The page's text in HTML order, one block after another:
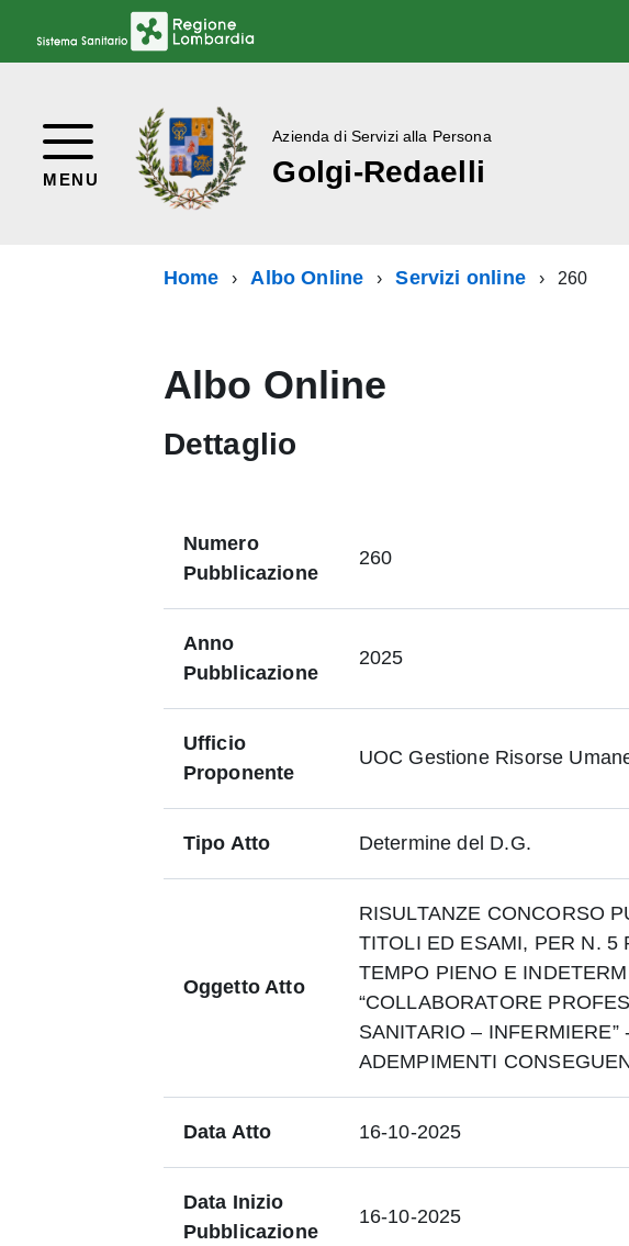
MENU
Azienda di Servizi alla Persona
Golgi-Redaelli
Home Albo Online Servizi online 260
Albo Online
Dettaglio
Numero
Pubblicazione
260
Anno
Pubblicazione
2025
Ufficio
Proponente
UOC Gestione Risorse
Tipo Atto Determine del D.G.
Oggetto Atto
RISULTANZE CONCORSO
TITOLI ED ESAMI, PER N. 5
TEMPO PIENO E
“COLLABORATORE
SANITARIO – INFERMIERE”
ADEMPIMENTI
Data Atto 16-10-2025
Data Inizio
Pubblicazione
16-10-2025